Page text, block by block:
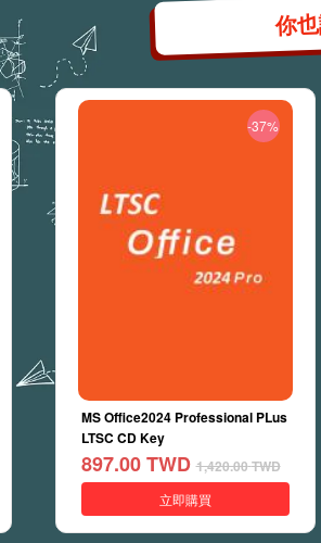
你
-37%
MS Office2024 Professional PLus
LTSC CD Key
897.00 TWD 1,420.00TWD
立即購買